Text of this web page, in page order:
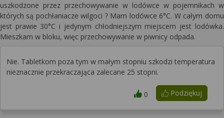
uszkodzone przez przechowywanie w lodówce w pojemnikach w
których są pochłaniacze wilgoci ? Mam lodówce 6°C. W całym domu
jest prawie 30°C i jedynym chłodniejszym miejscem jest lodówka.
Mieszkam w bloku, więc przechowywanie w piwnicy odpada.
Nie. Tabletkom poza tym w małym stopniu szkodzi temperatura
nieznacznie przekraczająca zalecane 25 stopni.
Podziękuj
0